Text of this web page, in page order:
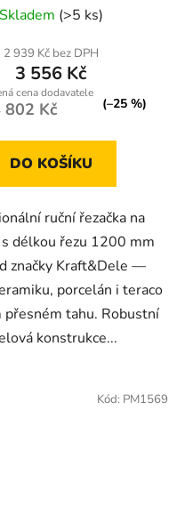
Skladem (>5 ks)
2 939 Kč bez DPH
3 556 Kč
802 Kč (–25 %)
DO KOŠÍKU
ruční řezačka na
délkou řezu 1200 mm
značky Kraft&Dele —
porcelán i teraco
přesném tahu. Robustní
konstrukce...
Kód: PM1569